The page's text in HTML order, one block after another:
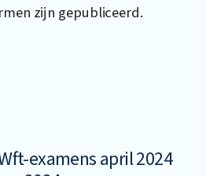
zijn gepubliceerd.
examens april 2024